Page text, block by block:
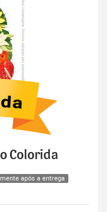
Colorida
após a entrega